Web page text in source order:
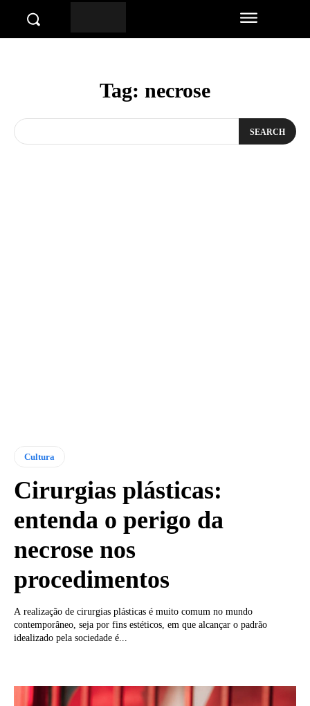
Tag: necrose
SEARCH
Cultura
Cirurgias plásticas:
entenda o perigo da
necrose nos
procedimentos
A realização de cirurgias plásticas é muito comum no mundo
contemporâneo, seja por fins estéticos, em que alcançar o padrão
idealizado pela sociedade é...